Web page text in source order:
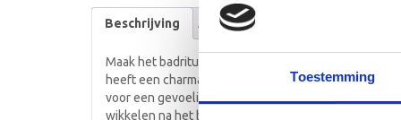
Toestemming
Beschrijving Aanvullende informatie
Maak het badritueel extra speciaal met deze
heeft een charmante roze kussend paar op de
voor een gevoelige babyhuid. Met een afmeting van
wikkelen na het badje.